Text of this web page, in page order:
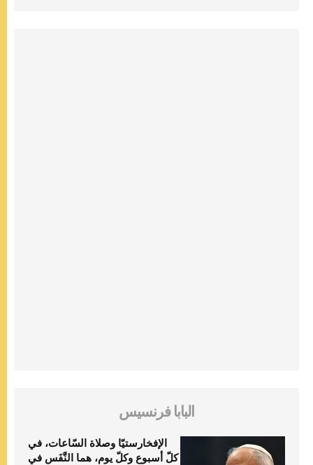
البابا فرنسيس
الإفخارستيّا وصلاة السّاعات، في
كلّ أسبوع وكلّ يوم، هما النَّفَس في